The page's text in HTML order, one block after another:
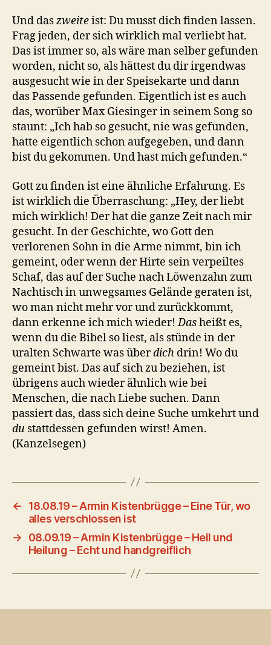
Und daszweiteist: Du musst dich finden lassen.
Frag jeden, der sich wirklich mal verliebt hat.
Das ist immer so, als wäre man selber gefunden
worden, nicht so, als hättest du dir irgendwas
ausgesucht wie in der Speisekarte und dann
das Passende gefunden. Eigentlich ist es auch
das, worüber Max Giesinger in seinem Song so
staunt: „Ich hab so gesucht, nie was gefunden,
hatte eigentlich schon aufgegeben, und dann
bist du gekommen. Und hast mich gefunden.“
Gott zu finden ist eine ähnliche Erfahrung. Es
ist wirklich die Überraschung: „Hey, der liebt
mich wirklich! Der hat die ganze Zeit nach mir
gesucht. In der Geschichte, wo Gott den
verlorenen Sohn in die Arme nimmt, bin ich
gemeint, oder wenn der Hirte sein verpeiltes
Schaf, das auf der Suche nach Löwenzahn zum
Nachtisch in unwegsames Gelände geraten ist,
wo man nicht mehr vor und zurückkommt,
dann erkenne ich mich wieder!Dasheißt es,
wenn du die Bibel so liest, als stünde in der
uralten Schwarte was überdich drin! Wo du
gemeint bist. Das auf sich zu beziehen, ist
übrigens auch wieder ähnlich wie bei
Menschen, die nach Liebe suchen. Dann
passiert das, dass sich deine Suche umkehrt und
du stattdessen gefunden wirst! Amen.
(Kanzelsegen)
←
18.08.19 – Armin Kistenbrügge – Eine Tür, wo
alles verschlossen ist
→
08.09.19 – Armin Kistenbrügge – Heil und
Heilung – Echt und handgreiflich